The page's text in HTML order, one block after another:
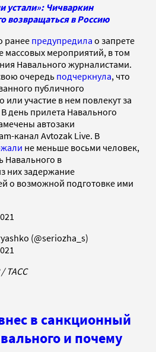
устали»: Чичваркин
возвращаться в Россию
ранее предупредила о запрете
массовых мероприятий, в том
Навального журналистами.
очередь подчеркнула, что
публичного
участие в нем повлекут за
день прилета Навального
автозаки
канал Avtozak Live. В
не меньше восьми человек,
Навального в
них задержание
о возможной подготовке ими
(@seriozha_s)
/ ТАСС
в санкционный
и почему